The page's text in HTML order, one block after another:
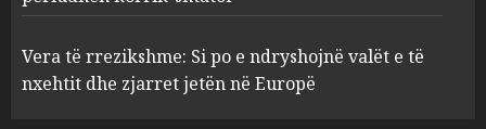
4
41.5 milionë euro energji për
AUGUST 6, 2026
Vera të rrezikshme: Si po e ndryshojnë valët e të
nxehtit dhe zjarret jetën në Europë